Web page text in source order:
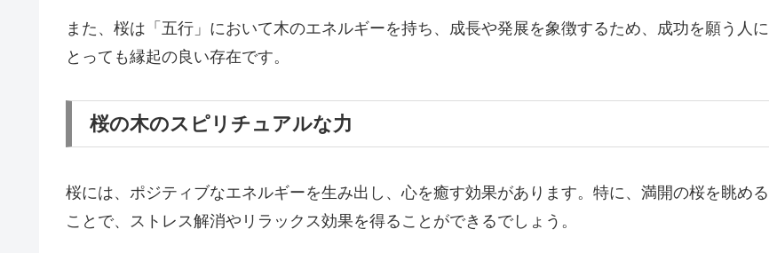
また、桜は「五行」において木のエネルギーを持ち、成長や発展を象徴するため、成功を願う人に
とっても縁起の良い存在です。
桜の木のスピリチュアルな力
桜には、ポジティブなエネルギーを生み出し、心を癒す効果があります。特に、満開の桜を眺める
ことで、ストレス解消やリラックス効果を得ることができるでしょう。